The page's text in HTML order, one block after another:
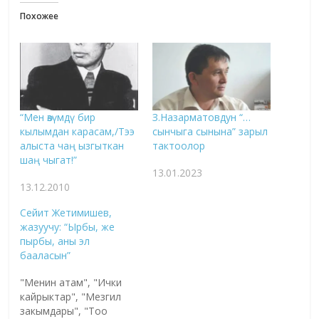
Похожее
“Мен өзүмдү бир
кылымдан карасам,/Тээ
алыста чаң ызгыткан
шаң чыгат!”
13.12.2010
З.Назарматовдун “…
сынчыга сынына” зарыл
тактоолор
13.01.2023
Сейит Жетимишев,
жазуучу: “Ырбы, же
пырбы, аны эл
бааласын”
"Менин атам", "Ички
кайрыктар", "Мезгил
закымдары", "Тоо